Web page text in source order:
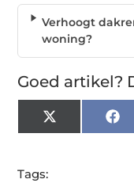
Verhoogt
woning?
Goed artikel?
X
(Twitter)
Tags: